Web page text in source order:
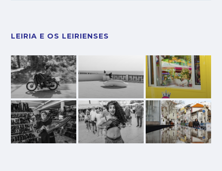
LEIRIA E OS LEIRIENSES